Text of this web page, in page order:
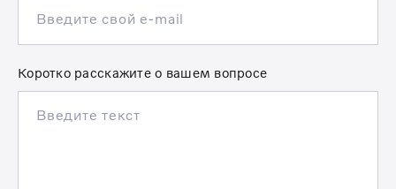
Коротко расскажите о вашем вопросе